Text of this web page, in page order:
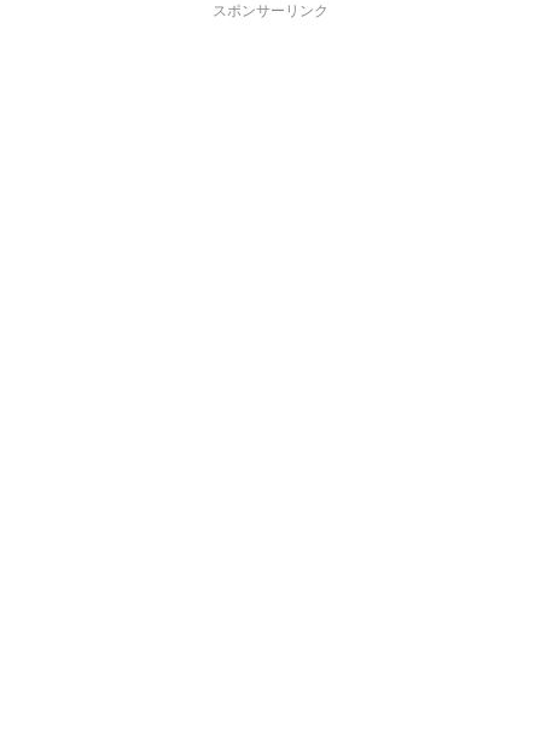
スポンサーリンク